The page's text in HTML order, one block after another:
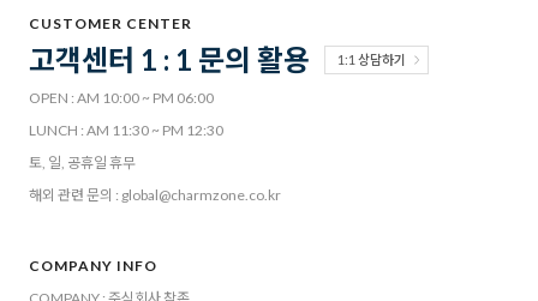
CUSTOMER CENTER
고객센터 1 : 1 문의 활용 1:1 상담하기
OPEN : AM 10:00 ~ PM 06:00
LUNCH : AM 11:30 ~ PM 12:30
토, 일, 공휴일 휴무
해외 관련 문의 : global@charmzone.co.kr
COMPANY INFO